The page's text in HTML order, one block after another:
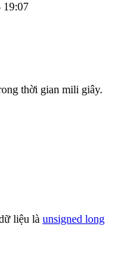
19:07
thời gian mili giây.
liệu là unsigned long